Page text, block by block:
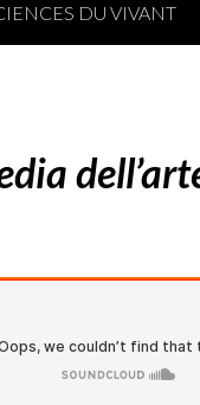
DU VIVANT